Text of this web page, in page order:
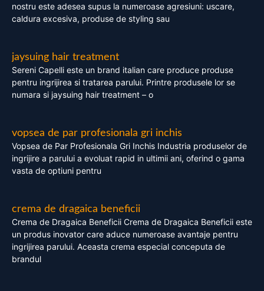
nostru este adesea supus la numeroase agresiuni: uscare,
caldura excesiva, produse de styling sau
jaysuing hair treatment
Sereni Capelli este un brand italian care produce produse
pentru ingrijirea si tratarea parului. Printre produsele lor se
numara si jaysuing hair treatment – o
vopsea de par profesionala gri inchis
Vopsea de Par Profesionala Gri Inchis Industria produselor de
ingrijire a parului a evoluat rapid in ultimii ani, oferind o gama
vasta de optiuni pentru
crema de dragaica beneficii
Crema de Dragaica Beneficii Crema de Dragaica Beneficii este
un produs inovator care aduce numeroase avantaje pentru
ingrijirea parului. Aceasta crema especial conceputa de
brandul